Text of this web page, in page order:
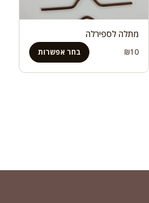
מתלה לספירלה
₪10 בחר אפשרות